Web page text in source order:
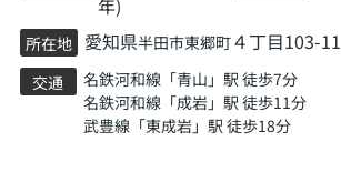
年)
所在地 愛知県半田市東郷町４丁目103-11
交通 名鉄河和線 「青山 」駅 徒歩7分
名鉄河和線 「成岩」駅 徒歩11分
武豊線 「東成岩」駅 徒歩18分